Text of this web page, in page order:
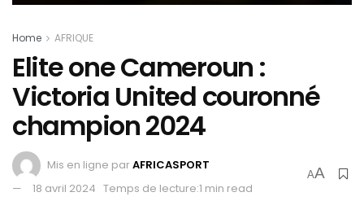
Home AFRIQUE
Elite one Cameroun :
Victoria United couronné
champion 2024
Mis en ligne parAFRICASPORT
18 avril 2024 Temps de lecture:1 min read
AA